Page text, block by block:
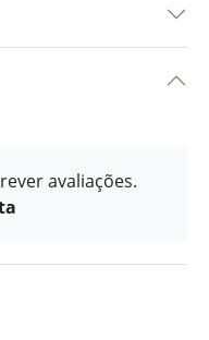
avaliações.